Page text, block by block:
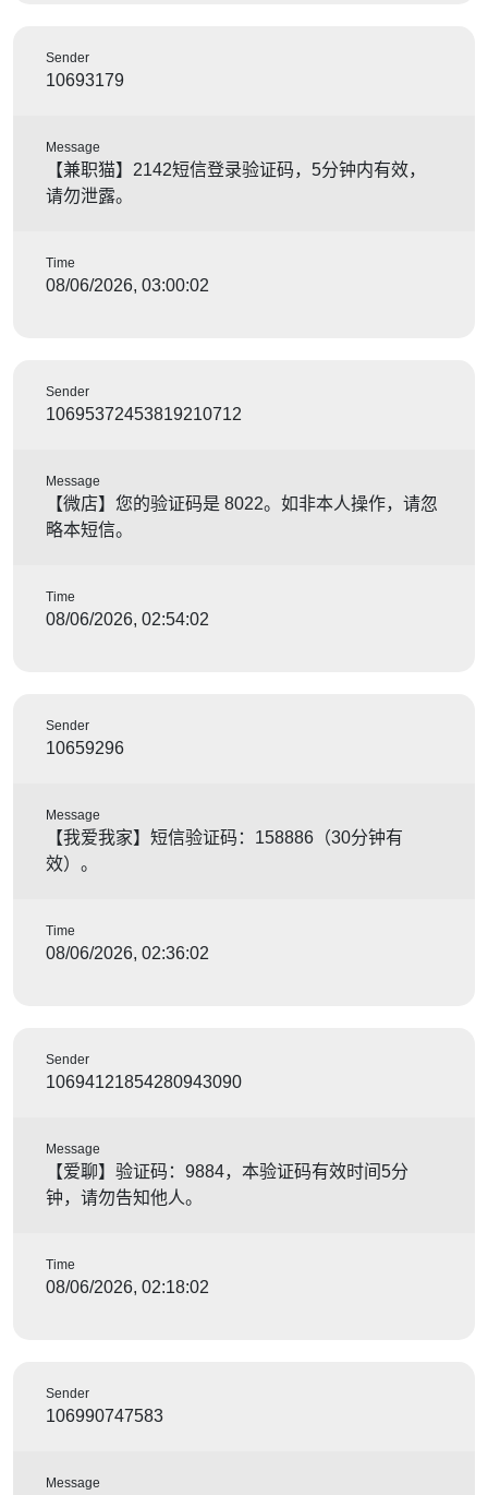
Sender
10693179
Message
【兼职猫】2142短信登录验证码，5分钟内有效，
请勿泄露。
Time
08/06/2026, 03:00:02
Sender
10695372453819210712
Message
【微店】您的验证码是 8022。如非本人操作，请忽
略本短信。
Time
08/06/2026, 02:54:02
Sender
10659296
Message
【我爱我家】短信验证码：158886（30分钟有
效）。
Time
08/06/2026, 02:36:02
Sender
10694121854280943090
Message
【爱聊】验证码：9884，本验证码有效时间5分
钟，请勿告知他人。
Time
08/06/2026, 02:18:02
Sender
106990747583
Message